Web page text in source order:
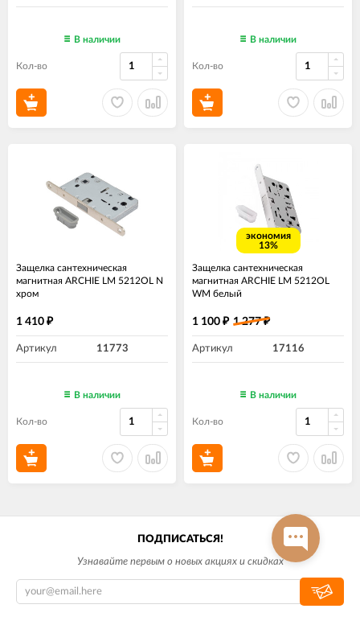
В наличии
Кол-во
В наличии
Кол-во
Защелка сантехническая
магнитная ARCHIE LM 5212OL N
хром
1 410 ₽
Артикул 11773
В наличии
Кол-во
экономия
13%
Защелка сантехническая
магнитная ARCHIE LM 5212OL
WM белый
1 100 ₽ 1 277₽
Артикул 17116
В наличии
Кол-во
ПОДПИСАТЬСЯ!
Узнавайте первым о новых акциях и скидках